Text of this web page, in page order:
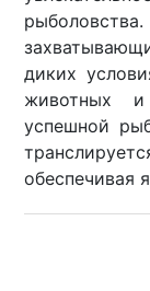
диких
животных
успешной
обеспечивая